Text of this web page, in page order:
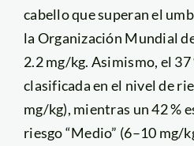
cabello que superan el
la Organización Mundial
2.2 mg/kg. Asimismo, el
clasificada en el nivel de
mg/kg), mientras un 42 %
riesgo “Medio” (6–10 mg/